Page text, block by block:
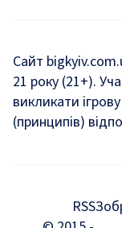
Комуналка
Хроніки війни
Мегаполіс
Сайт
21 року (21+).
викликати
(принципів)
RSS